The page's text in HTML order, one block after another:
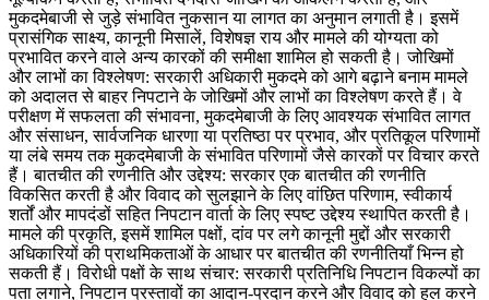
मुकदमेबाजी से जुड़े संभावित नुकसान या लागत का अनुमान लगाती है। इसमें
प्रासंगिक साक्ष्य, कानूनी मिसालें, विशेषज्ञ राय और मामले की योग्यता को
प्रभावित करने वाले अन्य कारकों की समीक्षा शामिल हो सकती है। जोखिमों
और लाभों का विश्लेषण: सरकारी अधिकारी मुकदमे को आगे बढ़ाने बनाम मामले
को अदालत से बाहर निपटाने के जोखिमों और लाभों का विश्लेषण करते हैं। वे
परीक्षण में सफलता की संभावना, मुकदमेबाजी के लिए आवश्यक संभावित लागत
और संसाधन, सार्वजनिक धारणा या प्रतिष्ठा पर प्रभाव, और प्रतिकूल परिणामों
या लंबे समय तक मुकदमेबाजी के संभावित परिणामों जैसे कारकों पर विचार करते
हैं। बातचीत की रणनीति और उद्देश्य: सरकार एक बातचीत की रणनीति
विकसित करती है और विवाद को सुलझाने के लिए वांछित परिणाम, स्वीकार्य
शर्तों और मापदंडों सहित निपटान वार्ता के लिए स्पष्ट उद्देश्य स्थापित करती है।
मामले की प्रकृति, इसमें शामिल पक्षों, दांव पर लगे कानूनी मुद्दों और सरकारी
अधिकारियों की प्राथमिकताओं के आधार पर बातचीत की रणनीतियाँ भिन्न हो
सकती हैं। विरोधी पक्षों के साथ संचार: सरकारी प्रतिनिधि निपटान विकल्पों का
पता लगाने, निपटान प्रस्तावों का आदान-प्रदान करने और विवाद को हल करने